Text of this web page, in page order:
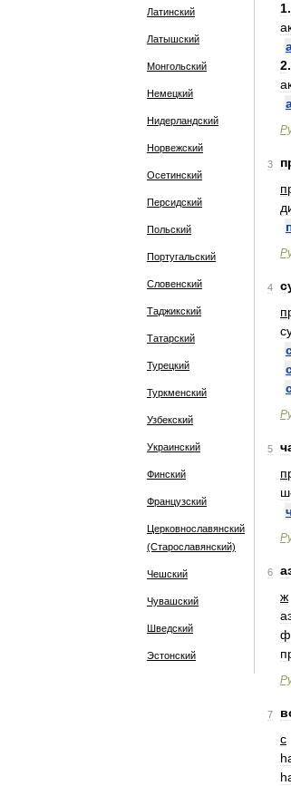
Латинский
Латышский
Монгольский
Немецкий
Нидерландский
Норвежский
Осетинский
Персидский
Польский
Португальский
Словенский
Таджикский
Татарский
Турецкий
Туркменский
Узбекский
Украинский
Финский
Французский
Церковнославянский
(Старославянский)
Чешский
Чувашский
Шведский
Эстонский
1.
2.
3
4
5
6
ж
7
с